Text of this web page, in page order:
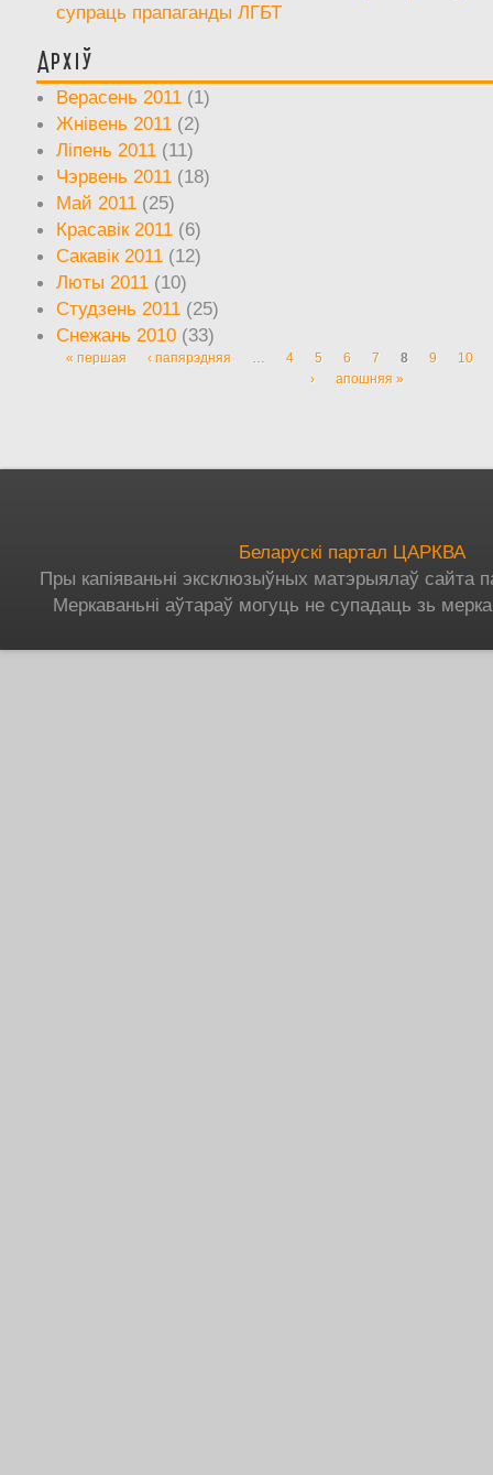
супраць прапаганды ЛГБТ
Архіў
Верасень 2011 (1)
Жнівень 2011 (2)
Ліпень 2011 (11)
Чэрвень 2011 (18)
Май 2011 (25)
Красавік 2011 (6)
Сакавік 2011 (12)
Люты 2011 (10)
Студзень 2011 (25)
Снежань 2010 (33)
Старонкі
« першая ‹ папярэдняя … 4 5 6 7 8 9
10
›
апошняя »
Беларускі партал ЦАРКВА
Пры капіяваньні эксклюзыўных матэрыялаў сайта
Меркаваньні аўтараў могуць не супадаць зь